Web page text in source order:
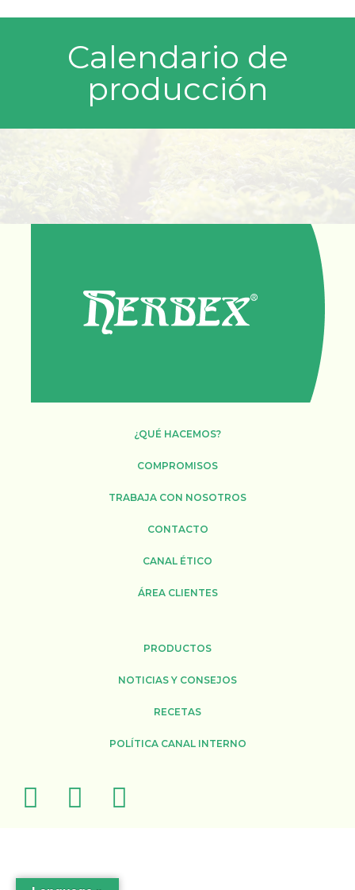
Calendario de
producción
¿QUÉ HACEMOS?
COMPROMISOS
TRABAJA CON NOSOTROS
CONTACTO
CANAL ÉTICO
ÁREA CLIENTES
PRODUCTOS
NOTICIAS Y CONSEJOS
RECETAS
POLÍTICA CANAL INTERNO